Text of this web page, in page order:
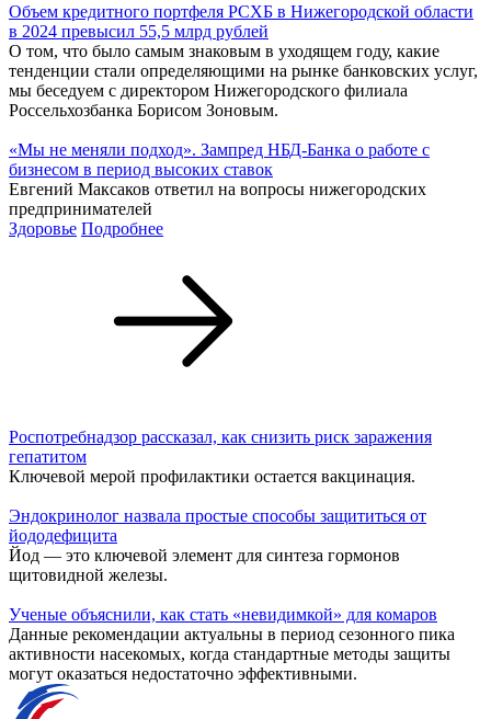
Объем кредитного портфеля РСХБ в Нижегородской области
в 2024 превысил 55,5 млрд рублей
О том, что было самым знаковым в уходящем году, какие
тенденции стали определяющими на рынке банковских услуг,
мы беседуем с директором Нижегородского филиала
Россельхозбанка Борисом Зоновым.
«Мы не меняли подход». Зампред НБД-Банка о работе с
бизнесом в период высоких ставок
Евгений Максаков ответил на вопросы нижегородских
предпринимателей
Здоровье Подробнее
Роспотребнадзор рассказал, как снизить риск заражения
гепатитом
Ключевой мерой профилактики остается вакцинация.
Эндокринолог назвала простые способы защититься от
йододефицита
Йод — это ключевой элемент для синтеза гормонов
щитовидной железы.
Ученые объяснили, как стать «невидимкой» для комаров
Данные рекомендации актуальны в период сезонного пика
активности насекомых, когда стандартные методы защиты
могут оказаться недостаточно эффективными.